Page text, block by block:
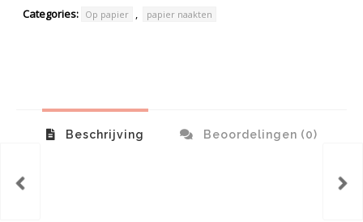
Categories: Op papier papier naakten
Beschrijving Beoordelingen (0)